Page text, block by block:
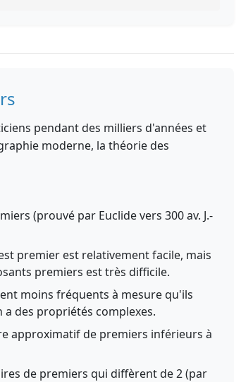
pendant des milliers d'années et
moderne, la théorie des
(prouvé par Euclide vers 300 av. J.-
premier est relativement facile, mais
premiers est très difficile.
moins fréquents à mesure qu'ils
des propriétés complexes.
approximatif de premiers inférieurs à
de premiers qui diffèrent de 2 (par